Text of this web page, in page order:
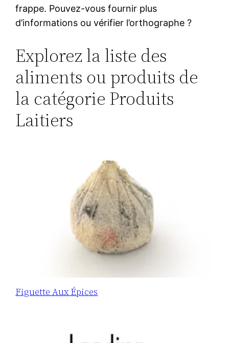
frappe. Pouvez-vous fournir plus
d’informations ou vérifier l’orthographe ?
Explorez la liste des
aliments ou produits de
la catégorie Produits
Laitiers
Figuette Aux Épices